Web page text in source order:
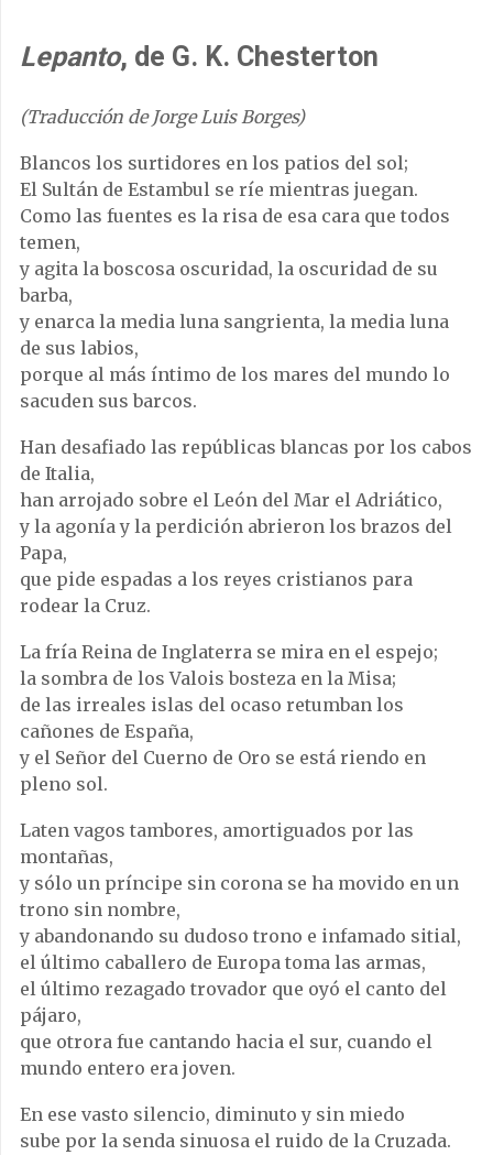
Lepanto, de G. K. Chesterton
(Traducción de Jorge Luis Borges)
Blancos los surtidores en los patios del sol;
El Sultán de Estambul se ríe mientras juegan.
Como las fuentes es la risa de esa cara que todos
temen,
y agita la boscosa oscuridad, la oscuridad de su
barba,
y enarca la media luna sangrienta, la media luna
de sus labios,
porque al más íntimo de los mares del mundo lo
sacuden sus barcos.
Han desafiado las repúblicas blancas por los cabos
de Italia,
han arrojado sobre el León del Mar el Adriático,
y la agonía y la perdición abrieron los brazos del
Papa,
que pide espadas a los reyes cristianos para
rodear la Cruz.
La fría Reina de Inglaterra se mira en el espejo;
la sombra de los Valois bosteza en la Misa;
de las irreales islas del ocaso retumban los
cañones de España,
y el Señor del Cuerno de Oro se está riendo en
pleno sol.
Laten vagos tambores, amortiguados por las
montañas,
y sólo un príncipe sin corona se ha movido en un
trono sin nombre,
y abandonando su dudoso trono e infamado sitial,
el último caballero de Europa toma las armas,
el último rezagado trovador que oyó el canto del
pájaro,
que otrora fue cantando hacia el sur, cuando el
mundo entero era joven.
En ese vasto silencio, diminuto y sin miedo
sube por la senda sinuosa el ruido de la Cruzada.